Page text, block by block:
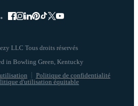
LLC Tous droits réservés
Politique de confidentialité
d'utilisation équitable